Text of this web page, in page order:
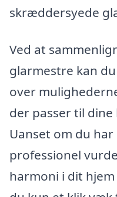
skræddersyede
Ved at
glarmestre kan
over
der passer til
Uanset om du
professionel
harmoni i dit